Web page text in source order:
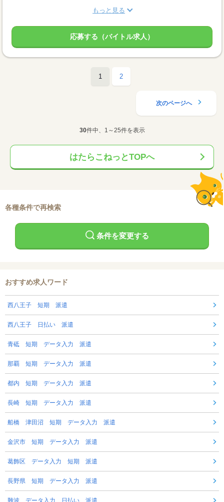
もっと見る
応募する（バイトル求人）
1 2
次のページへ
30件中、1～25件を表示
はたらこねっとTOPへ
各種条件で再検索
条件を変更する
おすすめ求人ワード
西八王子 短期 派遣
西八王子 日払い 派遣
青砥 短期 データ入力 派遣
那覇 短期 データ入力 派遣
都内 短期 データ入力 派遣
長崎 短期 データ入力 派遣
船橋 津田沼 短期 データ入力 派遣
金沢市 短期 データ入力 派遣
葛飾区 データ入力 短期 派遣
長野県 短期 データ入力 派遣
難波 データ入力 日払い 派遣